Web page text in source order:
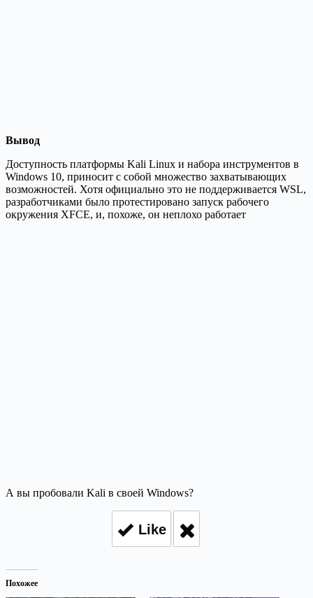
Вывод
Доступность платформы Kali Linux и набора инструментов в
Windows 10, приносит с собой множество захватывающих
возможностей. Хотя официально это не поддерживается WSL,
разработчиками было протестировано запуск рабочего
окружения XFCE, и, похоже, он неплохо работает
А вы пробовали Kali в своей Windows?
Like
Похожее